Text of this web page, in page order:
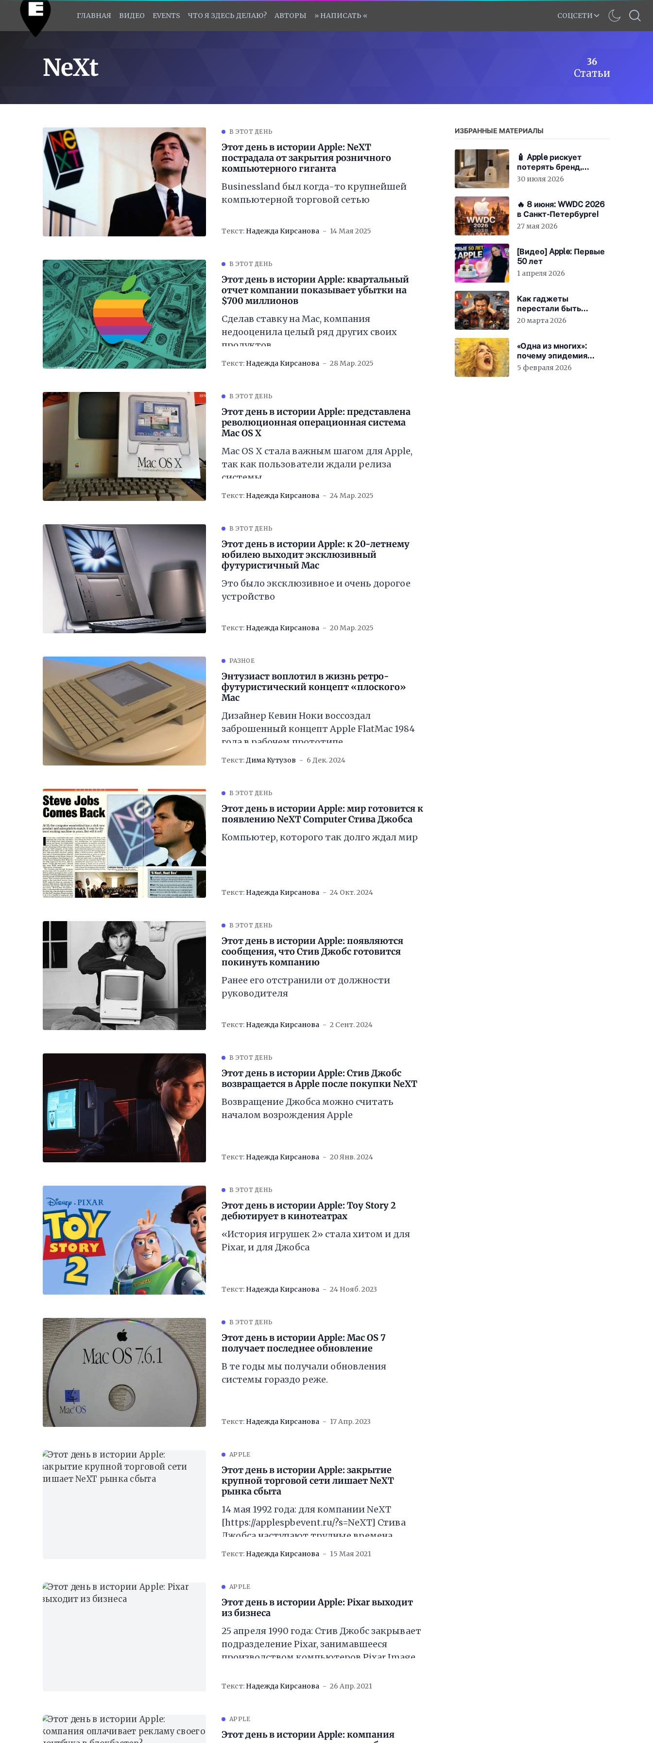
ГЛАВНАЯ ВИДЕО EVENTS ЧТО Я ЗДЕСЬ ДЕЛАЮ? АВТОРЫ » НАПИСАТЬ « СОЦСЕТИ
NeXt 36
Статьи
В ЭТОТ ДЕНЬ
Этот день в истории Apple: NeXT
пострадала от закрытия розничного
компьютерного гиганта
Businessland был когда-то крупнейшей
компьютерной торговой сетью
Текст: Надежда Кирсанова 14 Мая 2025
В ЭТОТ ДЕНЬ
Этот день в истории Apple: квартальный
отчет компании показывает убытки на
$700 миллионов
Сделав ставку на Mac, компания
недооценила целый ряд других своих
продуктов
Текст: Надежда Кирсанова 28 Мар. 2025
В ЭТОТ ДЕНЬ
Этот день в истории Apple: представлена
революционная операционная система
Mac OS X
Mac OS X стала важным шагом для Apple,
так как пользователи ждали релиза
системы
Текст: Надежда Кирсанова 24 Мар. 2025
В ЭТОТ ДЕНЬ
Этот день в истории Apple: к 20-летнему
юбилею выходит эксклюзивный
футуристичный Мас
Это было эксклюзивное и очень дорогое
устройство
Текст: Надежда Кирсанова 20 Мар. 2025
РАЗНОЕ
Энтузиаст воплотил в жизнь ретро-
футуристический концепт «плоского»
Mac
Дизайнер Кевин Ноки воссоздал
заброшенный концепт Apple FlatMac 1984
года в рабочем прототипе
Текст:Дима Кутузов 6 Дек. 2024
В ЭТОТ ДЕНЬ
Этот день в истории Apple: мир готовится к
появлению NeXT Computer Стива Джобса
Компьютер, которого так долго ждал мир
Текст: Надежда Кирсанова 24 Окт. 2024
В ЭТОТ ДЕНЬ
Этот день в истории Apple: появляются
сообщения, что Стив Джобс готовится
покинуть компанию
Ранее его отстранили от должности
руководителя
Текст: Надежда Кирсанова 2 Сент. 2024
В ЭТОТ ДЕНЬ
Этот день в истории Apple: Стив Джобс
возвращается в Apple после покупки NeXT
Возвращение Джобса можно считать
началом возрождения Apple
Текст: Надежда Кирсанова 20 Янв. 2024
В ЭТОТ ДЕНЬ
Этот день в истории Apple: Toy Story 2
дебютирует в кинотеатрах
«История игрушек 2» стала хитом и для
Pixar, и для Джобса
Текст: Надежда Кирсанова 24 Нояб. 2023
В ЭТОТ ДЕНЬ
Этот день в истории Apple: Mac OS 7
получает последнее обновление
В те годы мы получали обновления
системы гораздо реже.
Текст: Надежда Кирсанова 17 Апр. 2023
APPLE
Этот день в истории Apple: закрытие
крупной торговой сети лишает NeXT
рынка сбыта
14 мая 1992 года: для компании NeXT
[https://applespbevent.ru/?s=NeXT] Стива
Джобса наступают трудные времена,
поскольку закрытие розничных магазинов
Текст: Надежда Кирсанова 15 Мая 2021
APPLE
Этот день в истории Apple: Pixar выходит
из бизнеса
25 апреля 1990 года: Стив Джобс закрывает
подразделение Pixar, занимавшееся
производством компьютеров Pixar Image
устройства не пользовались спросом. Весь
Текст: Надежда Кирсанова 26 Апр. 2021
APPLE
Этот день в истории Apple: компания
ИЗБРАННЫЕ МАТЕРИАЛЫ
🧴 Apple рискует
потерять бренд,
экономя на «мыле»
30 июля 2026
🔥 8 июня: WWDC 2026
в Санкт-Петербурге!
27 мая 2026
[Видео] Apple: Первые
50 лет
1 апреля 2026
Как гаджеты
перестали быть
просто устройствами и
20 марта 2026
«Одна из многих»:
почему эпидемия
счастья страшнее
5 февраля 2026